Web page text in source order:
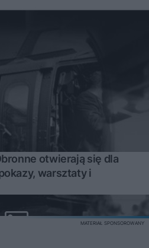
otwierają się dla
warsztaty i
MATERIAŁ SPONSOROWANY